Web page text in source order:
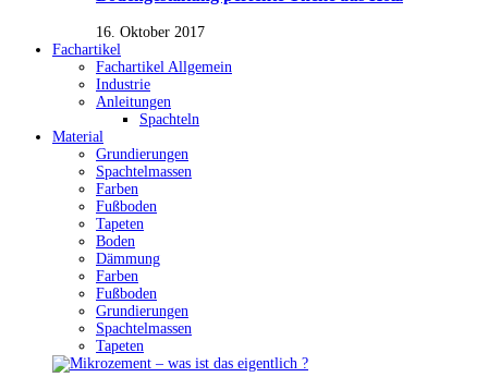
16. Oktober 2017
Fachartikel
Fachartikel Allgemein
Industrie
Anleitungen
Spachteln
Material
Grundierungen
Spachtelmassen
Farben
Fußboden
Tapeten
Boden
Dämmung
Farben
Fußboden
Grundierungen
Spachtelmassen
Tapeten